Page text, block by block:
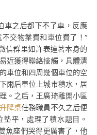
車之后都下不了車，反應
交物業費和車位費了！”
信群里如許表達著本身的
近獲得聯絡接觸，具體清
車位和四周幾個車位的空
雨后車位上城市積水，居
。之后，王廣琦離開小區
降桌任務職員不久之后便
平，處理了積水題目。
魚座們哭得更厲害了，他